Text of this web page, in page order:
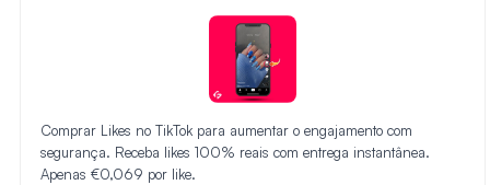
Comprar Likes no TikTok para aumentar o engajamento com
segurança. Receba likes 100% reais com entrega instantânea.
Apenas €0,069 por like.